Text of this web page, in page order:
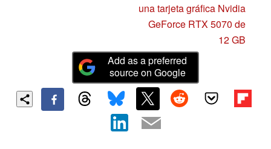
una tarjeta gráfica Nvidia
GeForce RTX 5070 de
12 GB
Add as a preferred
source on Google